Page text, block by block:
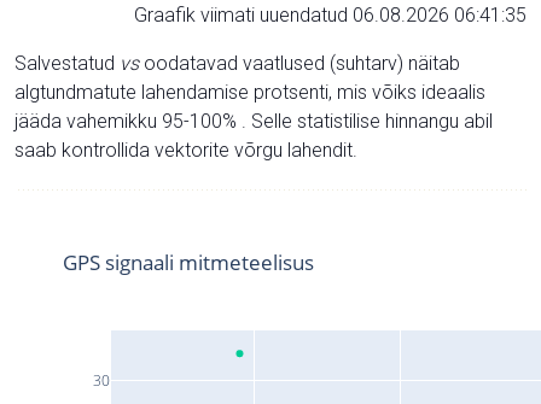
Graafik viimati uuendatud 06.08.2026 06:41:35
Salvestatud vsoodatavad vaatlused (suhtarv) näitab
algtundmatute lahendamise protsenti, mis võiks ideaalis
jääda vahemikku 95-100% . Selle statistilise hinnangu abil
saab kontrollida vektorite võrgu lahendit.
30
GPS signaali mitmeteelisus